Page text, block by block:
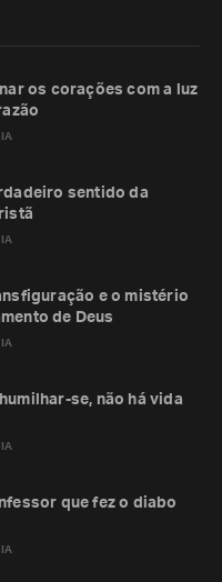
os corações com a luz
sentido da
e o mistério
de Deus
se, não há vida
que fez o diabo